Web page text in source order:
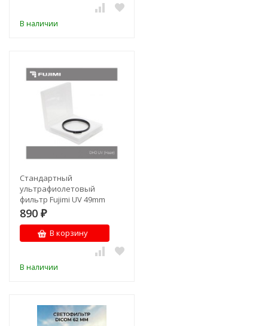
В наличии
Стандартный
ультрафиолетовый
фильтр Fujimi UV 49mm
890 ₽
В корзину
В наличии